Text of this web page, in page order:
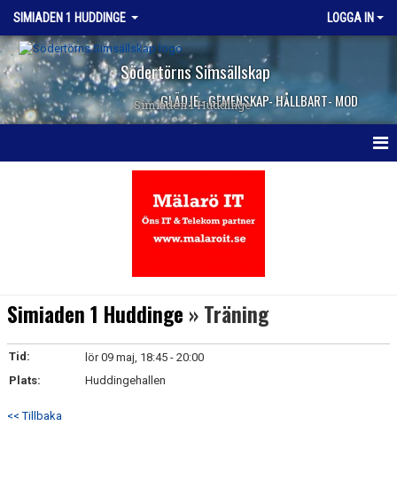
SIMIADEN 1 HUDDINGE LOGGA IN
Södertörns Simsällskap
GLÄDJE - GEMENSKAP- HÅLLBART- MOD
Simiaden 1 Huddinge
Simiaden 1 Huddinge » Träning
Tid:
lör 09 maj, 18:45 - 20:00
Plats:
Huddingehallen
<< Tillbaka